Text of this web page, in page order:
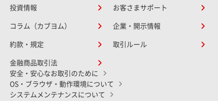
投資情報 お客さまサポート
コラム（カブヨム） 企業・開示情報
約款・規定 取引ルール
金融商品取引法
安全・安心なお取引のために
OS・ブラウザ・動作環境について
システムメンテナンスについて